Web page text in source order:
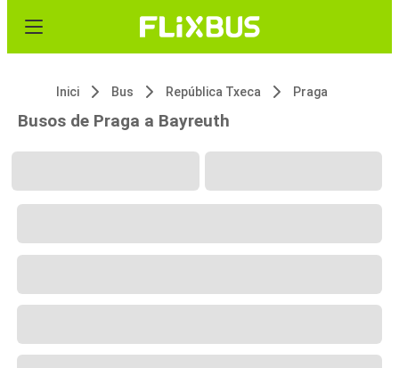
Inici Bus República Txeca Praga
Busos de Praga a Bayreuth